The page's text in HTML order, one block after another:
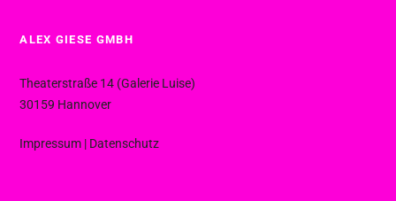
ALEX GIESE GMBH
Theaterstraße 14 (Galerie Luise)
30159 Hannover
Impressum | Datenschutz